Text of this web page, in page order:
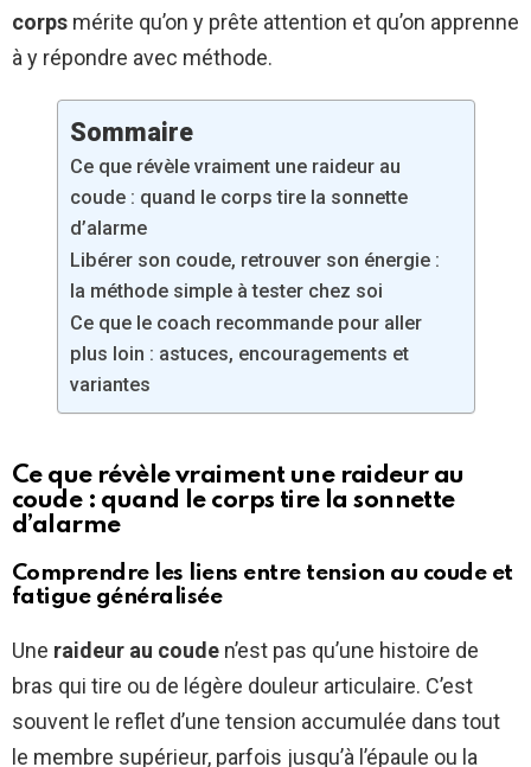
corps mérite qu’on y prête attention et qu’on apprenne
à y répondre avec méthode.
Sommaire
Ce que révèle vraiment une raideur au
coude : quand le corps tire la sonnette
d’alarme
Libérer son coude, retrouver son énergie :
la méthode simple à tester chez soi
Ce que le coach recommande pour aller
plus loin : astuces, encouragements et
variantes
Ce que révèle vraiment une raideur au
coude : quand le corps tire la sonnette
d’alarme
Comprendre les liens entre tension au coude et
fatigue généralisée
Une raideur au coude n’est pas qu’une histoire de
bras qui tire ou de légère douleur articulaire. C’est
souvent le reflet d’une tension accumulée dans tout
le membre supérieur, parfois jusqu’à l’épaule ou la